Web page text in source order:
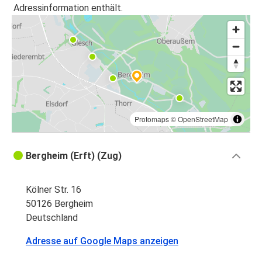
Adressinformation enthält.
Protomaps©OpenStreetMap
Bergheim (Erft) (Zug)
Kölner Str. 16
50126 Bergheim
Deutschland
Adresse auf Google Maps anzeigen